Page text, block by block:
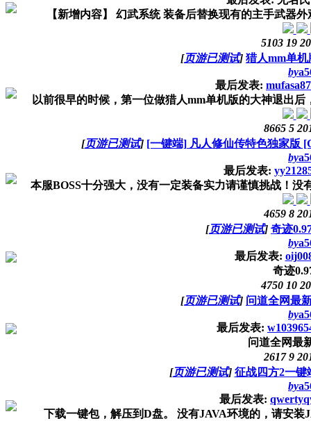
【新增内容】 幻武系统 装备后替换现有的主手武器
5103 19
[页游已测试] 猎人mm单机
by
最后发表:
以前很早的时候，第一位做猎人mm单机版的大神退出
8665 5
[页游已测试] [一键端] 凡人修仙传特色独家版
by
最后发表:
本服BOSS十分强大，没有一定装备实力请谨慎挑战！
4659 8
[页游已测试] 奇迹
by
最后发表:
奇迹
4750 10
[页游已测试] 问道全网最
by
最后发表:
问道全网最
2617 9
[页游已测试] 征战四方2一键
by
最后发表:
下载一键包，解压到D盘。 没有JAVA环境的，请安